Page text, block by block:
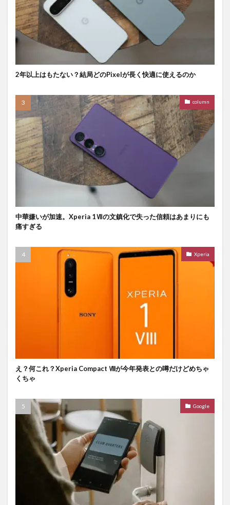
2年以上はもたない？結局どのPixelが長く快適に使えるのか
column
中華嫌いが加速。Xperia 1Ⅶの文鎮化で失った信頼はあまりにも
痛すぎる
Xperia
え？何これ？Xperia Compact Ⅷが今年発表との噂だけどめちゃ
くちゃ
Google